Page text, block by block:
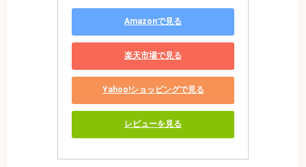
Amazonで見る
楽天市場で見る
Yahoo!ショッピングで見る
レビューを見る